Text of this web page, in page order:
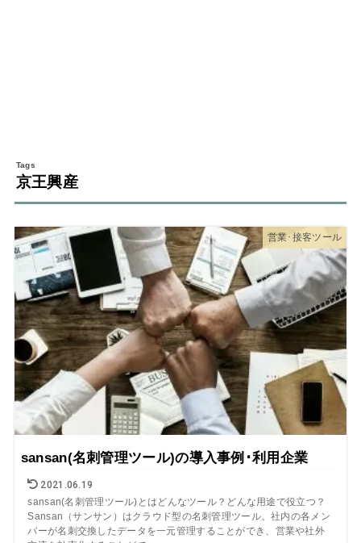
京王興産
営業･接客ツール
sansan(名刺管理ツール)の導入事例･利用企業
2021.06.19
sansan(名刺管理ツール)とはどんなツール？どんな用途で役立つ？
Sansan（サンサン）はクラウド型の名刺管理ツール。社内の各メン
バーが名刺交換したデータを一元管理することができ、営業や社外